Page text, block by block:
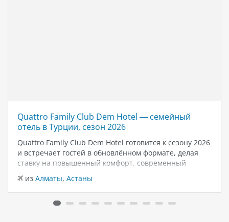
Quattro Family Club Dem Hotel — семейный
отель в Турции, сезон 2026
Quattro Family Club Dem Hotel готовится к сезону 2026
и встречает гостей в обновлённом формате, делая
ставку на повышенный комфорт, современный
моря. Отель остаётся популярным выбором для тех,
кто ищет семейный отель в…
из Алматы, Астаны